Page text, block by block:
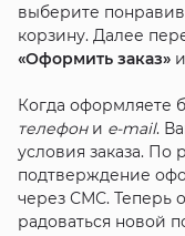
выберите
корзину. Далее
«Оформить заказ»
Когда оформляете
телефони e-mail.
условия заказа. По
подтверждение
через СМС. Теперь
радоваться новой